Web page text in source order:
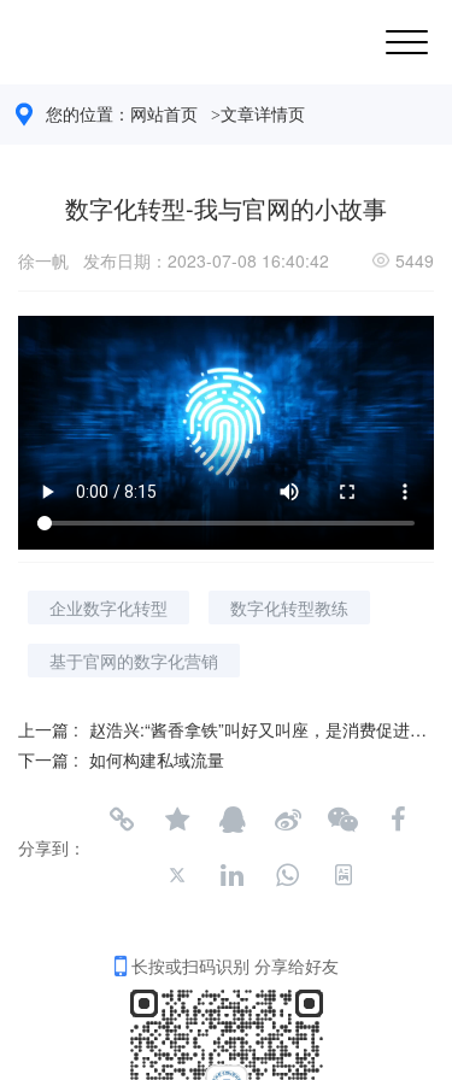
您的位置： 网站首页 >文章详情页
数字化转型-我与官网的小故事
徐一帆 发布日期：2023-07-08 16:40:42 5449
企业数字化转型 数字化转型教练
基于官网的数字化营销
上一篇 : 赵浩兴:“酱香拿铁”叫好又叫座，是消费促进的典型案例
下一篇 : 如何构建私域流量
分享到：
长按或扫码识别 分享给好友